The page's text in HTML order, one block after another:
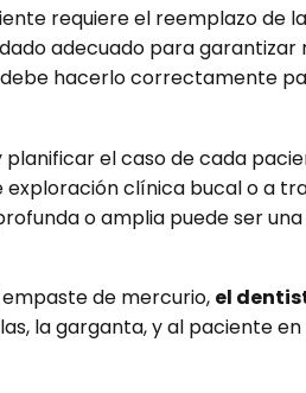
requiere el reemplazo de
adecuado para
hacerlo correctamente
el caso de cada
clínica bucal o a
o amplia puede ser
de mercurio, el
la garganta, y al paciente